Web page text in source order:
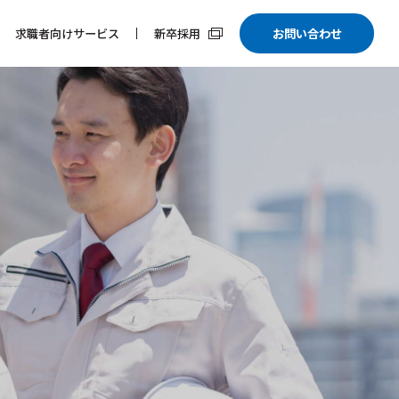
求職者向けサービス 新卒採用 お問い合わせ